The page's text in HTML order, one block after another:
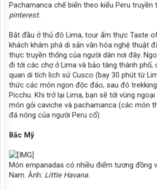
Pachamanca chế biến theo kiểu Peru truyền
pinterest.
Bắt đầu ở thủ đô Lima, tour ẩm thực Taste
khách khám phá di sản văn hóa nghệ thuật
thực truyền thống của người dân nơi đây.
đi tới các chợ ở Lima và bảo tàng thành phố,
quan di tích lịch sử Cusco (bay 30 phút từ
thức các món ngon độc đáo, sau đó
Picchu. Khi trở lại Lima, bạn sẽ tới vùng
món gỏi caviche và pachamanca (các món
đá nóng của người Peru cổ).
Bắc Mỹ
Món empanadas có nhiều điểm tương đồng
Nam. Ảnh: Little Havana.